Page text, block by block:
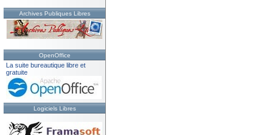
Archives Publiques Libres
OpenOffice
La suite bureautique libre et
gratuite
Logiciels Libres